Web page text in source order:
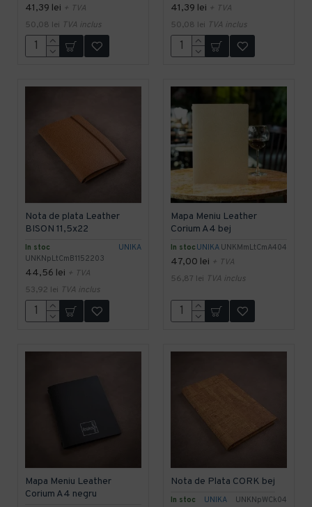
41,39 lei + TVA
50,08 lei TVA inclus
41,39 lei + TVA
50,08 lei TVA inclus
In stoc
UNIKA
UNKNpLtCmB1152203
Nota de plata Leather
BISON 11,5x22
44,56 lei + TVA
53,92 lei TVA inclus
In stoc UNIKA UNKMmLtCmA404
Mapa Meniu Leather
Corium A4 bej
47,00 lei + TVA
56,87 lei TVA inclus
Mapa Meniu Leather
Corium A4 negru
In stoc UNIKA UNKNpWCk04
Nota de Plata CORK bej